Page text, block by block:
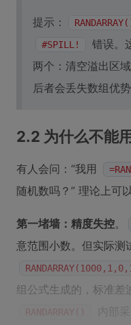
提示：
#SPILL!
错误。
两个：清空溢出区
后者会丢失数组优势
2.2 为什么不能
有人会问：“我用
随机数吗？” 理论上可
第一堵墙：精度失控。
意范围小数。但实际测
组公式生成的，标准差
RANDARRAY() 内部